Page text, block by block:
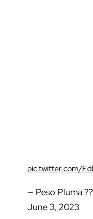
pic.twitter.com/
— Peso Pluma
June 3, 2023